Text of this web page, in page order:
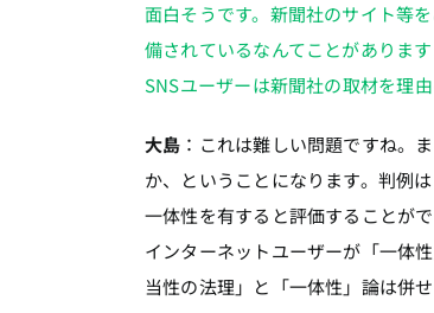
面白そうです。新聞社のサイト等
備されているなんてことがありま
SNSユーザーは新聞社の取材を理
大島 ：これは難しい問題ですね。
か、ということになります。判例
一体性を有すると評価することが
インターネットユーザーが「一体
当性の法理」と「一体性」論は併